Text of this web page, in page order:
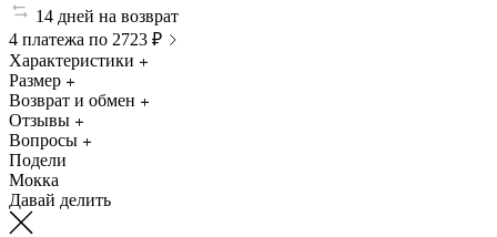
14 дней на возврат
4 платежа по 2723 ₽
Характеристики
Размер
Возврат и обмен
Отзывы
Вопросы
Подели
Мокка
Давай делить